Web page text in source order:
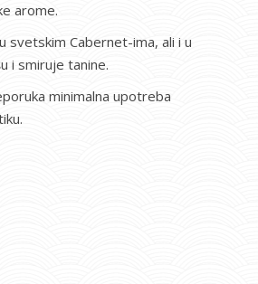
arome.
svetskim Cabernet-ima, ali i u
i smiruje tanine.
minimalna upotreba